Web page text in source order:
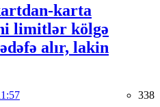
karta
limitlər kölgə
alır, lakin
338